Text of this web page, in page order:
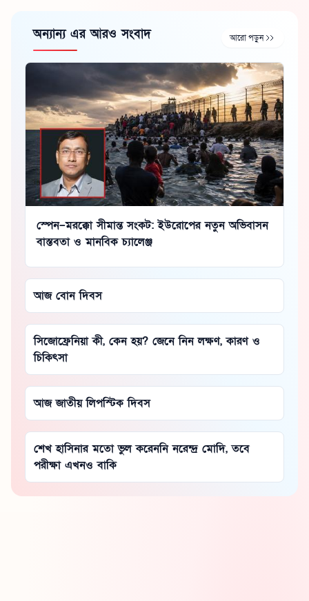
অন্যান্য এর আরও সংবাদ আরো পড়ুন
স্পেন–মরক্কো সীমান্ত সংকট: ইউরোপের নতুন অভিবাসন
বাস্তবতা ও মানবিক চ্যালেঞ্জ
আজ বোন দিবস
সিজোফ্রেনিয়া কী, কেন হয়? জেনে নিন লক্ষণ, কারণ ও
চিকিৎসা
আজ জাতীয় লিপস্টিক দিবস
শেখ হাসিনার মতো ভুল করেননি নরেন্দ্র মোদি, তবে
পরীক্ষা এখনও বাকি